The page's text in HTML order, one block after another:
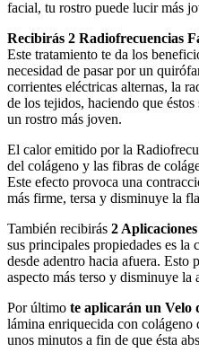
facial, tu rostro puede lucir más
Recibirás 2 Radiofrecuencias
Este tratamiento te da los
necesidad de pasar por un
corrientes eléctricas alternas, la
de los tejidos, haciendo que
un rostro más joven.
El calor emitido por la
del colágeno y las fibras de
Este efecto provoca una
más firme, tersa y disminuye la
También recibirás 2
sus principales propiedades es la
desde adentro hacia afuera. Esto
aspecto más terso y disminuye la
Por último te aplicarán un Velo
lámina enriquecida con colágeno
unos minutos a fin de que ésta